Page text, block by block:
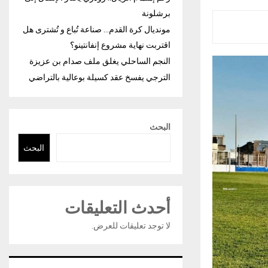
برشلونة
مونديال كرة القدم… صناعة تُباع و تُشترى هل
اقتربت نهاية مشروع إنفانتينو؟
النجم الساحلي يغلق ملف صدام بن عزيزة
الترجي يفسخ عقد كسيلة بوعالية بالتراضي
البحث
البحث
أحدث التعليقات
لا توجد تعليقات للعرض.